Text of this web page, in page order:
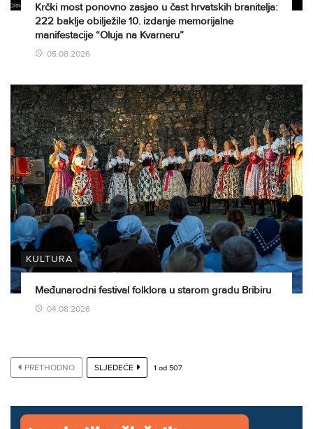
Krčki most ponovno zasjao u čast hrvatskih branitelja:
222 baklje obilježile 10. izdanje memorijalne
manifestacije “Oluja na Kvarneru”
05.08.2026
KULTURA
Međunarodni festival folklora u starom gradu Bribiru
04.08.2026
PRETHODNO SLJEDEĆE 1 od 507